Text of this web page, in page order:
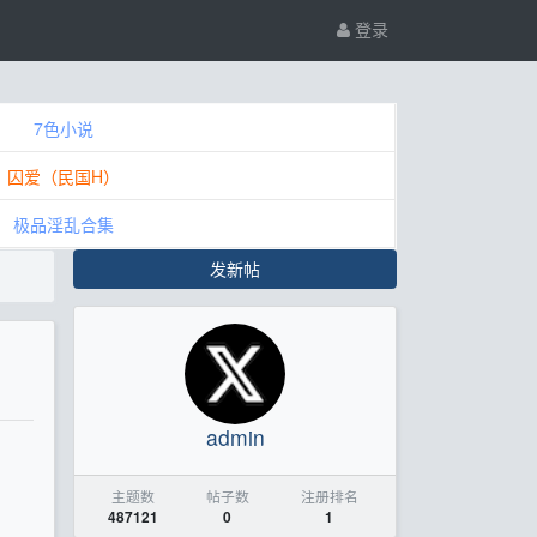
登录
7色小说
囚爱（民国H）
极品淫乱合集
发新帖
admin
主题数
487121
帖子数
0
注册排名
1